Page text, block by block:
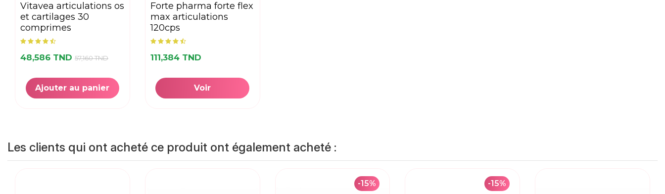
vitavea articulations os
et cartilages 30
comprimes
48,586 TND 57,160 TND
Ajouter au panier
forte pharma forte flex
max articulations
120cps
111,384 TND
Voir
Les clients qui ont acheté ce produit ont également acheté :
-15% -15%